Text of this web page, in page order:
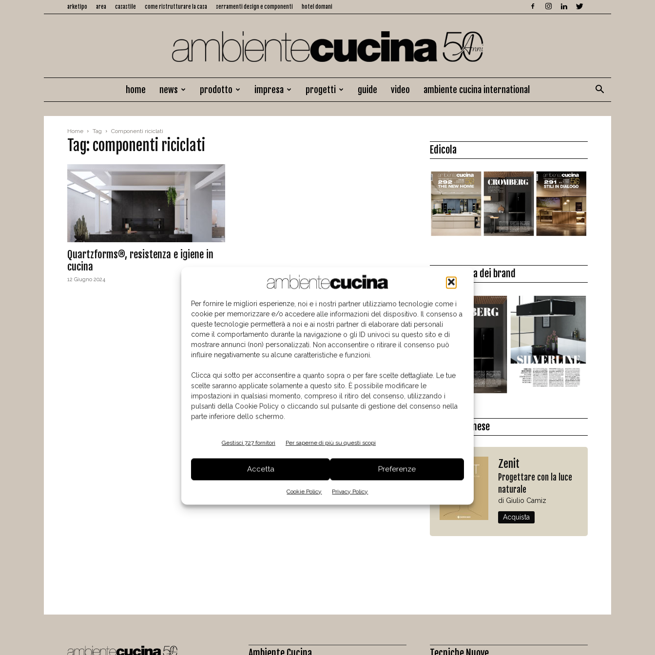
Per fornire le migliori esperienze, noi e i nostri partner utilizziamo tecnologie come i
cookie per memorizzare e/o accedere alle informazioni del dispositivo. Il consenso a
queste tecnologie permetterà a noi e ai nostri partner di elaborare dati personali
come il comportamento durante la navigazione o gli ID univoci su questo sito e di
mostrare annunci (non) personalizzati. Non acconsentire o ritirare il consenso può
influire negativamente su alcune caratteristiche e funzioni.
Clicca qui sotto per acconsentire a quanto sopra o per fare scelte dettagliate. Le tue
scelte saranno applicate solamente a questo sito. È possibile modificare le
impostazioni in qualsiasi momento, compreso il ritiro del consenso, utilizzando i
pulsanti della Cookie Policy o cliccando sul pulsante di gestione del consenso nella
parte inferiore dello schermo.
Gestisci 727 fornitori Per saperne di più su questi scopi
Accetta Preferenze
Cookie Policy Privacy Policy
arketipo area casastile come ristrutturare la casa serramenti design e componenti hotel domani
Ambiente
home news prodotto impresa progetti guide video ambiente cucina international
Home Tag Componenti riciclati
Tag: componenti riciclati
Quartzforms®, resistenza e igiene in
cucina
12 Giugno 2024
Edicola
La biblioteca dei brand
Il libro del mese
Zenit
Progettare con la luce
naturale
di Giulio Camiz
Acquista